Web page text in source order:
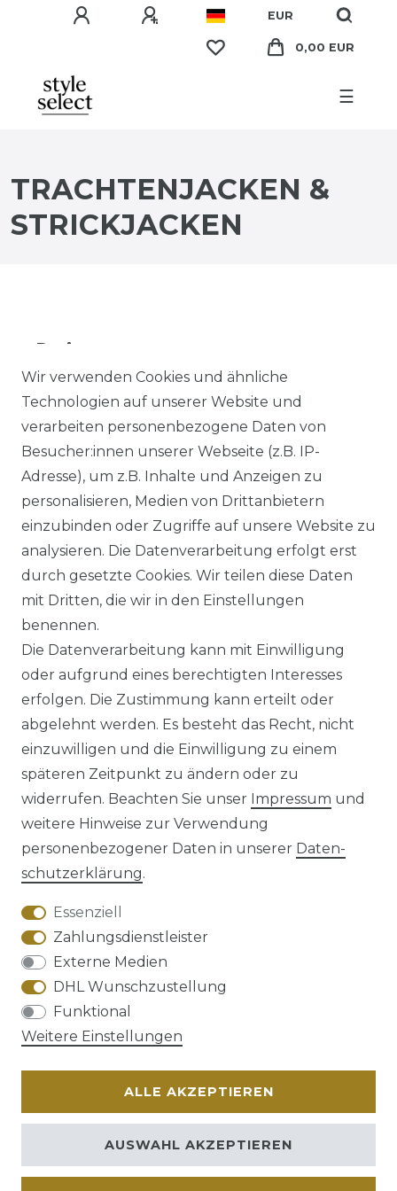
EUR
0,00 EUR
☰
TRACHTENJACKEN &
STRICKJACKEN
Preis
EUR EUR
FILTER
Impressum Daten­schutz­erklärung
AGB Barrierefreiheitserklärung
Widerrufs­recht
Wir verwenden Cookies und ähnliche
Technologien auf unserer Website und
verarbeiten personenbezogene Daten von
Besucher:innen unserer Webseite (z.B. IP-
Adresse), um z.B. Inhalte und Anzeigen zu
personalisieren, Medien von Drittanbietern
einzubinden oder Zugriffe auf unsere Website zu
analysieren. Die Datenverarbeitung erfolgt erst
durch gesetzte Cookies. Wir teilen diese Daten
mit Dritten, die wir in den Einstellungen
benennen.
Die Datenverarbeitung kann mit Einwilligung
oder aufgrund eines berechtigten Interesses
erfolgen. Die Zustimmung kann erteilt oder
abgelehnt werden. Es besteht das Recht, nicht
einzuwilligen und die Einwilligung zu einem
späteren Zeitpunkt zu ändern oder zu
widerrufen. Beachten Sie unser Impressum und
weitere Hinweise zur Verwendung
personenbezogener Daten in unserer Daten­
schutz­erklärung.
Essenziell
Zahlungsdienstleister
Externe Medien
DHL Wunschzustellung
Funktional
Weitere Einstellungen
ALLE AKZEPTIEREN
AUSWAHL AKZEPTIEREN